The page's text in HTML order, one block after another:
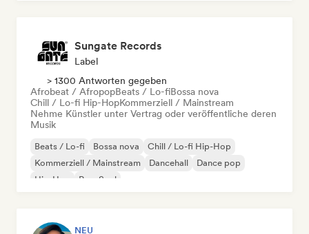
Sungate Records
Label
> 1300 Antworten gegeben
Afrobeat / AfropopBeats / Lo-fiBossa nova
Chill / Lo-fi Hip-HopKommerziell / Mainstream
Nehme Künstler unter Vertrag oder veröffentliche deren
Musik
Beats / Lo-fi Bossa nova
Chill / Lo-fi Hip-Hop
Kommerziell / Mainstream
Dancehall
Dance pop
Hip-Hop
Pop-Soul
NEU